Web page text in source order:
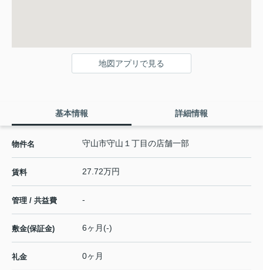
地図アプリで見る
基本情報 詳細情報
物件名 守山市守山１丁目の店舗一部
賃料 27.72万円
管理 / 共益費 -
敷金(保証金) 6ヶ月(-)
礼金 0ヶ月